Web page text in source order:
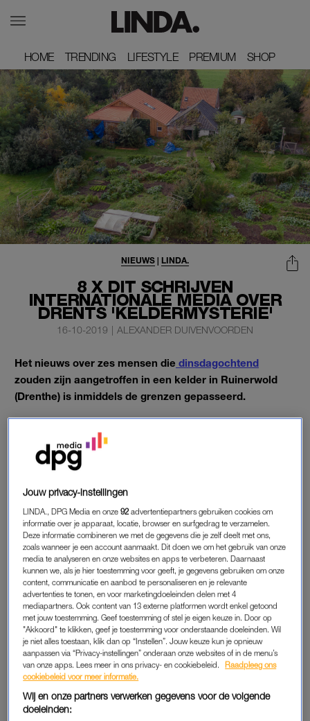
HOME
HOME TRENDING
TRENDING LIFESTYLE
LIFESTYLE PREMIUM
PREMIUM SHOP
SHOP
8 X DIT SCHRIJVEN
INTERNATIONALE MEDIA OVER
DRENTS 'KELDERMYSTERIE'
NIEUWS | LINDA.
16-10-2019 | ALEXANDER DUIVENVOORDEN
Het nieuws over zes mensen die dinsdagochtend
zouden zijn aangetroffen in een kelder in Ruinerwold
(Drenthe) is inmiddels de grenzen gepasseerd.
Wij zetten een aantal buitenlandse media op een rij die
schrijven over dit intrigerende nieuwsfeit.
BELGIË
Het Belgische medium De Standaard somt alle feiten onder
elkaar op. De vader, de kinderen en de kelder komen voorbij.
Tweets van de politie en quotes van de café-eigenaar komen
ook langs. Zo deelt het blad een quote over de ‘ontsnapte’
zoon: ‘Hij was de oudste, en wilde een eind maken aan de
manier waarop het gezin leefde.’
Lees ook
Opgepakte man Ruinerwold verdacht van vrijheidsberoving
gezin
VERENIGD KONINKRIJK
Jouw privacy-instellingen
LINDA., DPG Media en onze92 advertentiepartners gebruiken cookies om
informatie over je apparaat, locatie, browser en surfgedrag te verzamelen.
Deze informatie combineren we met de gegevens die je zelf deelt met ons,
zoals wanneer je een account aanmaakt. Dit doen we om het gebruik van onze
media te analyseren en onze websites en apps te verbeteren. Daarnaast
kunnen we, als je hier toestemming voor geeft, je gegevens gebruiken om onze
content, communicatie en aanbod te personaliseren en je relevante
advertenties te tonen, en voor marketingdoeleinden delen met 4
mediapartners. Ook content van 13 externe platformen wordt enkel getoond
met jouw toestemming. Geef toestemming of stel je eigen keuze in. Door op
"Akkoord" te klikken, geef je toestemming voor onderstaande doeleinden. Wil
je niet alles toestaan, klik dan op “Instellen”. Jouw keuze kun je opnieuw
aanpassen via “Privacy-instellingen” onderaan onze websites of in de menu’s
van onze apps. Lees meer in ons privacy- en cookiebeleid.
Raadpleeg ons
cookiebeleid voor meer informatie.
Wij en onze partners verwerken gegevens voor de volgende
doeleinden: